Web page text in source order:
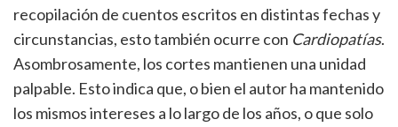
recopilación de cuentos escritos en distintas fechas y
circunstancias, esto también ocurre con Cardiopatías.
Asombrosamente, los cortes mantienen una unidad
palpable. Esto indica que, o bien el autor ha mantenido
los mismos intereses a lo largo de los años, o que solo